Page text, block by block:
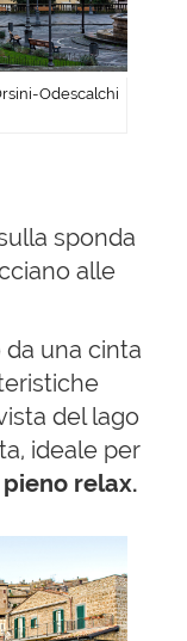
Odescalchi
sponda
alle
una cinta
del lago
ideale per
relax.